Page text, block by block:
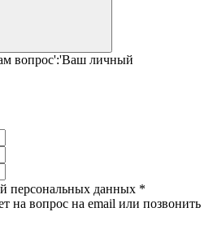
вопрос':'Ваш личный
персональных данных *
на вопрос на email или позвонить